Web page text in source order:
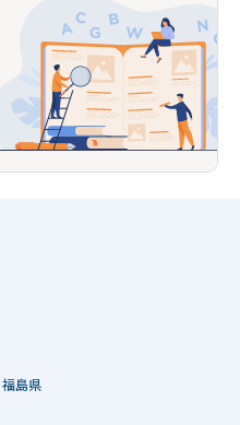
福島県